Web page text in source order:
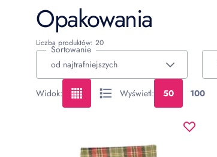
Opakowania
Liczba produktów: 20
Sortowanie
Widok: Wyświetl: 50 100